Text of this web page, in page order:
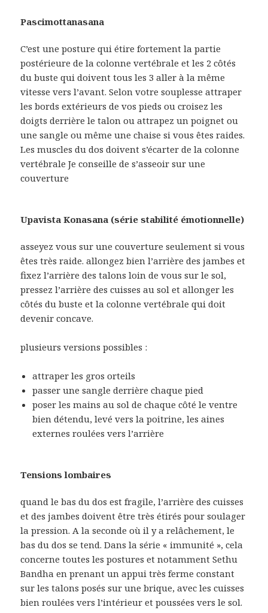
Pascimottanasana
C’est une posture qui étire fortement la partie
postérieure de la colonne vertébrale et les 2 côtés
du buste qui doivent tous les 3 aller à la même
vitesse vers l’avant. Selon votre souplesse attraper
les bords extérieurs de vos pieds ou croisez les
doigts derrière le talon ou attrapez un poignet ou
une sangle ou même une chaise si vous êtes raides.
Les muscles du dos doivent s’écarter de la colonne
vertébrale Je conseille de s’asseoir sur une
couverture
Upavista Konasana (série stabilité émotionnelle)
asseyez vous sur une couverture seulement si vous
êtes très raide. allongez bien l’arrière des jambes et
fixez l’arrière des talons loin de vous sur le sol,
pressez l’arrière des cuisses au sol et allonger les
côtés du buste et la colonne vertébrale qui doit
devenir concave.
plusieurs versions possibles :
attraper les gros orteils
passer une sangle derrière chaque pied
poser les mains au sol de chaque côté le ventre
bien détendu, levé vers la poitrine, les aines
externes roulées vers l’arrière
Tensions lombaires
quand le bas du dos est fragile, l’arrière des cuisses
et des jambes doivent être très étirés pour soulager
la pression. A la seconde où il y a relâchement, le
bas du dos se tend. Dans la série « immunité », cela
concerne toutes les postures et notamment Sethu
Bandha en prenant un appui très ferme constant
sur les talons posés sur une brique, avec les cuisses
bien roulées vers l’intérieur et poussées vers le sol.